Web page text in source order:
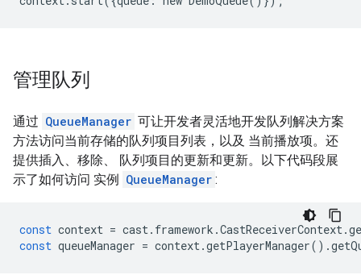
管理队列
通过 QueueManager 可让开发者灵活地开发队列解决方案
方法访问当前存储的队列项目列表，以及 当前播放项。还
提供插入、移除、 队列项目的更新和更新。以下代码段展
示了如何访问 实例 QueueManager :
const context = cast. framework .CastReceiverContext.
const queueManager = context.getPlayerManager() .